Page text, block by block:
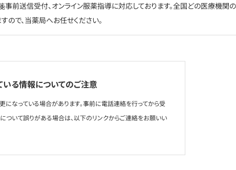
事前送信受付、オンライン服薬指導に対応しております。全国どの医療機関
ので、当薬局へお任せください。
いる情報についてのご注意
なっている場合があります。事前に電話連絡を行ってから受
ついて誤りがある場合は、以下のリンクからご連絡をお願いい